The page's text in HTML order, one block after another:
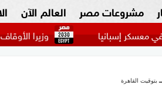
السياسة
مشروعات مصر العالم الآن
وزيرا الأوقاف إسبانيا
بتوقيت القاهرة